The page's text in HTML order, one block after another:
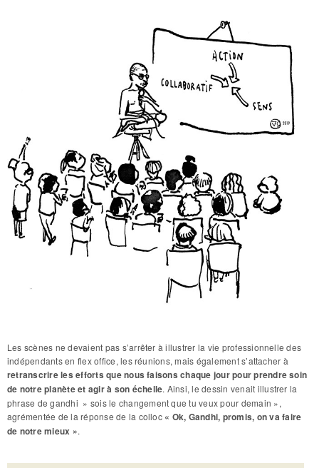
Les scènes ne devaient pas s’arrêter à illustrer la vie professionnelle des
indépendants en flex office, les réunions, mais également s’attacher à
retranscrire les efforts que nous faisons chaque jour pour prendre soin
de notre planète et agir à son échelle. Ainsi, le dessin venait illustrer la
phrase de gandhi » sois le changement que tu veux pour demain »,
agrémentée de la réponse de la colloc « Ok, Gandhi, promis, on va faire
de notre mieux ».